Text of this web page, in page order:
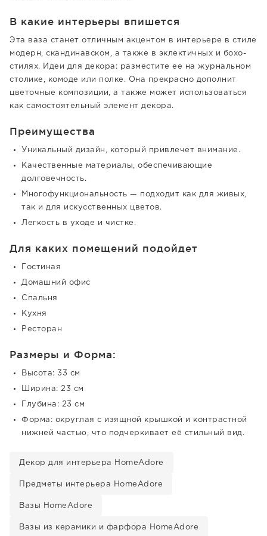
В какие интерьеры впишется
Эта ваза станет отличным акцентом в интерьере в стиле
модерн, скандинавском, а также в эклектичных и бохо-
стилях. Идеи для декора: разместите ее на журнальном
столике, комоде или полке. Она прекрасно дополнит
цветочные композиции, а также может использоваться
как самостоятельный элемент декора.
Преимущества
Уникальный дизайн, который привлечет внимание.
Качественные материалы, обеспечивающие
долговечность.
Многофункциональность — подходит как для живых,
так и для искусственных цветов.
Легкость в уходе и чистке.
Для каких помещений подойдет
Гостиная
Домашний офис
Спальня
Кухня
Ресторан
Размеры и Форма:
Высота: 33 см
Ширина: 23 см
Глубина: 23 см
Форма: округлая с изящной крышкой и контрастной
нижней частью, что подчеркивает её стильный вид.
Декор для интерьера HomeAdore
Предметы интерьера HomeAdore
Вазы HomeAdore
Вазы из керамики и фарфора HomeAdore